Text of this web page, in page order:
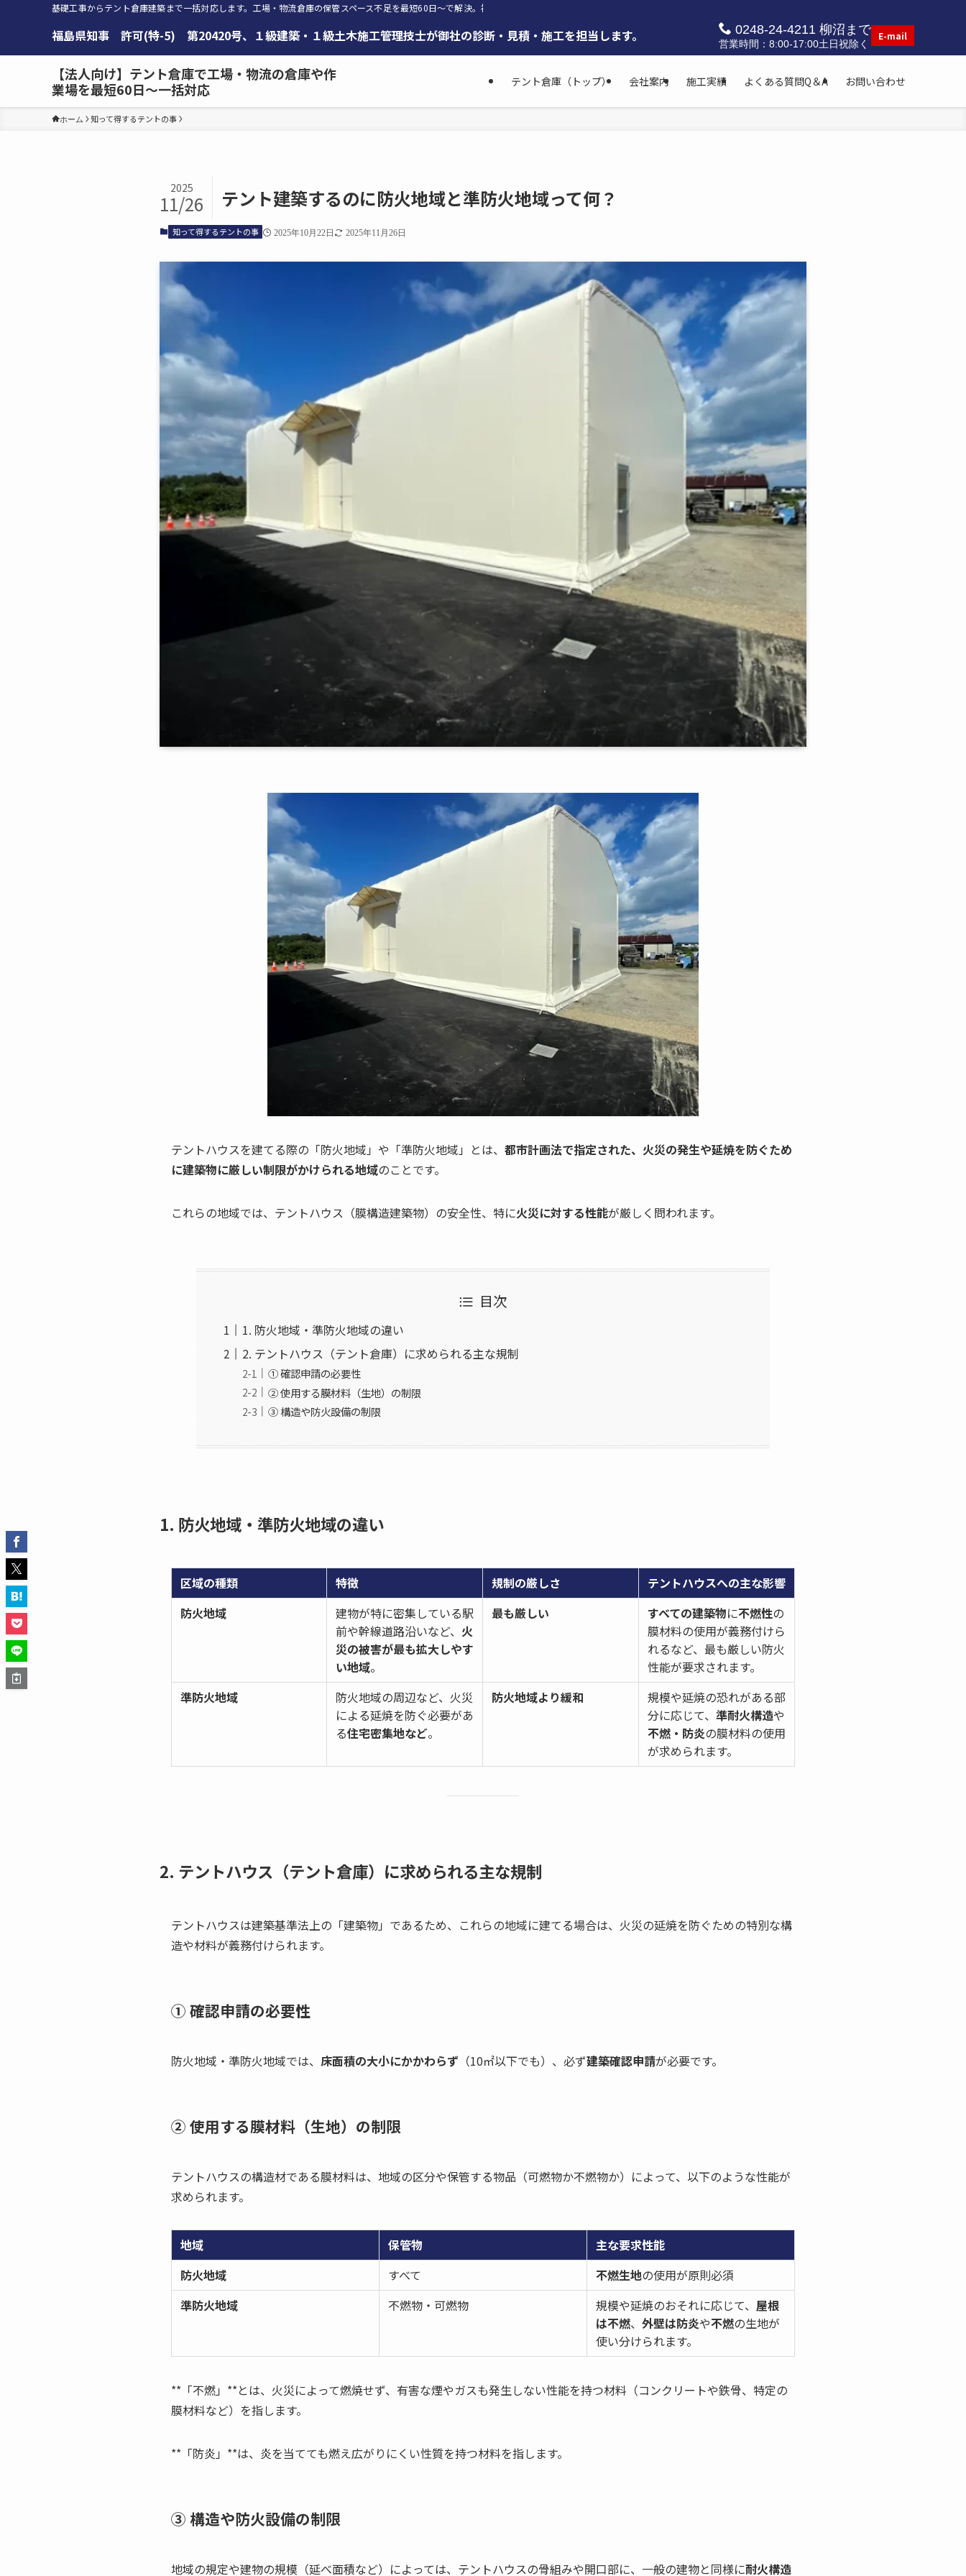
基礎工事からテント倉庫建築まで一括対応します。工場・物流倉庫の保管スペース不足を最短60日～で解決。福島県・北関東まで対応
福島県知事 許可(特-5) 第20420号、１級建築・１級土木施工管理技士が御社の診断・見積・施工を担当します。 0248-24-4211 柳沼まで
営業時間：8:00-17:00土日祝除く
E-mail
【法人向け】テント倉庫で工場・物流の倉庫や作
業場を最短60日～一括対応
テント倉庫（トップ） 会社案内 施工実績 よくある質問Q＆A お問い合わせ
ホーム 知って得するテントの事
テント建築するのに防火地域と準防火地域って何？
2025
11/26
知って得するテントの事 2025年10月22日 2025年11月26日
テントハウスを建てる際の「防火地域」や「準防火地域」とは、 都市計画法で指定された、火災の発生や延焼を防ぐため
に建築物に厳しい制限がかけられる地域のことです。
これらの地域では、テントハウス（膜構造建築物）の安全性、特に火災に対する性能が厳しく問われます。
目次
1. 防火地域・準防火地域の違い
2. テントハウス（テント倉庫）に求められる主な規制
① 確認申請の必要性
② 使用する膜材料（生地）の制限
③ 構造や防火設備の制限
1. 防火地域・準防火地域の違い
区域の種類 特徴 規制の厳しさ
テントハウスへの主な影響
防火地域
建物が特に密集している駅
前や幹線道路沿いなど、 火
災の被害が最も拡大しやす
い地域。
最も厳しい すべての建築物に不燃性の
膜材料の使用が義務付けら
れるなど、最も厳しい防火
性能が要求されます。
準防火地域
防火地域の周辺など、火災
による延焼を防ぐ必要があ
る住宅密集地など。
防火地域より緩和
規模や延焼の恐れがある部
分に応じて、 準耐火構造や
不燃・防炎の膜材料の使用
が求められます。
2. テントハウス（テント倉庫）に求められる主な規制
テントハウスは建築基準法上の「建築物」であるため、これらの地域に建てる場合は、火災の延焼を防ぐための特別な構
造や材料が義務付けられます。
① 確認申請の必要性
防火地域・準防火地域では、 床面積の大小にかかわらず （10㎡以下でも）、必ず建築確認申請が必要です。
② 使用する膜材料（生地）の制限
テントハウスの構造材である膜材料は、地域の区分や保管する物品（可燃物か不燃物か）によって、以下のような性能が
求められます。
地域 保管物
主な要求性能
防火地域
すべて 不燃生地の使用が原則必須
準防火地域
不燃物・可燃物 規模や延焼のおそれに応じて、 屋根
は不燃、 外壁は防炎や不燃の生地が
使い分けられます。
**「不燃」**とは、火災によって燃焼せず、有害な煙やガスも発生しない性能を持つ材料（コンクリートや鉄骨、特定の
膜材料など）を指します。
**「防炎」**は、炎を当てても燃え広がりにくい性質を持つ材料を指します。
③ 構造や防火設備の制限
地域の規定や建物の規模（延べ面積など）によっては、テントハウスの骨組みや開口部に、一般の建物と同様に耐火構造